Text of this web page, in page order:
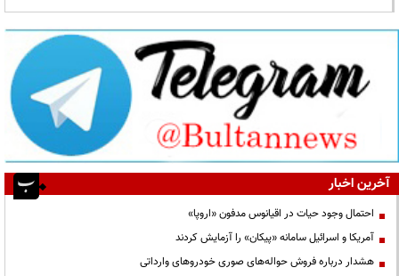
آخرین اخبار
احتمال وجود حیات در اقیانوس مدفون «اروپا»
آمریکا و اسرائیل سامانه «پیکان» را آزمایش کردند
هشدار درباره فروش حواله‌های صوری خودروهای وارداتی